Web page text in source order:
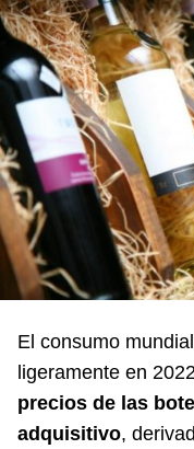
El consumo
ligeramente en
precios de las
adquisitivo,